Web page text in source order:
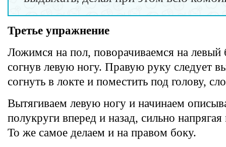
Третье упражнение
Ложимся на пол, поворачиваемся на левый
согнув левую ногу. Правую руку следует
согнуть в локте и поместить под голову,
Вытягиваем левую ногу и начинаем
полукруги вперед и назад, сильно
То же самое делаем и на правом боку.